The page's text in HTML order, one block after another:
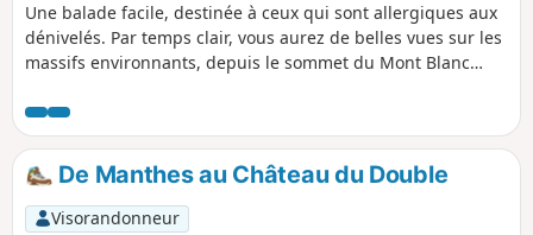
Une balade facile, destinée à ceux qui sont allergiques aux
dénivelés. Par temps clair, vous aurez de belles vues sur les
massifs environnants, depuis le sommet du Mont Blanc
Vercors.
De Manthes au Château du Double
Visorandonneur